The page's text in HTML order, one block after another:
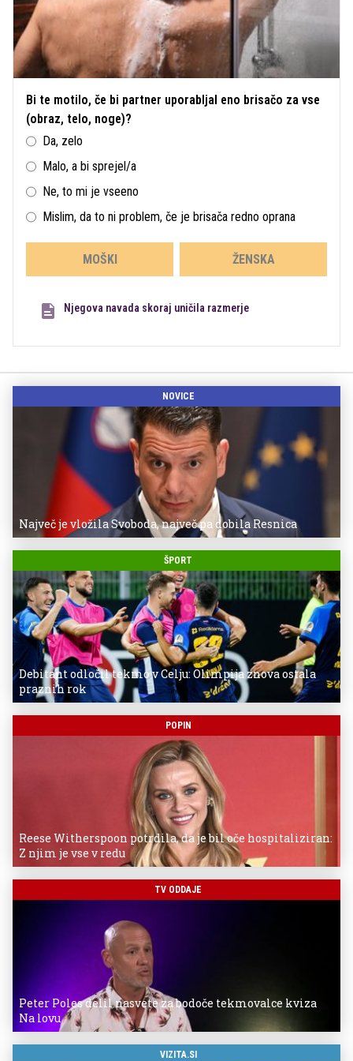
Bi te motilo, če bi partner uporabljal eno brisačo za vse
(obraz, telo, noge)?
Da, zelo
Malo, a bi sprejel/a
Ne, to mi je vseeno
Mislim, da to ni problem, če je brisača redno oprana
MOŠKI ŽENSKA
Njegova navada skoraj uničila razmerje
NOVICE
Največ je vložila Svoboda, največ pa dobila Resnica
ŠPORT
Debitant odločil tekmo v Celju: Olimpija znova ostala
praznih rok
POPIN
Reese Witherspoon potrdila, da je bil oče hospitaliziran:
Z njim je vse v redu
TV ODDAJE
Peter Poles delil nasvete za bodoče tekmovalce kviza
Na lovu
VIZITA.SI